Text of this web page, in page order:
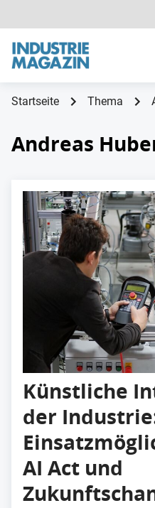
Startseite Thema
Andreas
Künstliche
der
AI Act und